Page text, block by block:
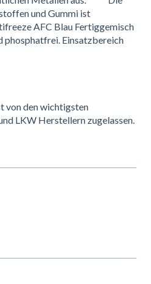
und Gummi ist
AFC Blau Fertiggemisch
phosphatfrei. Einsatzbereich
von den wichtigsten
LKW Herstellern zugelassen.